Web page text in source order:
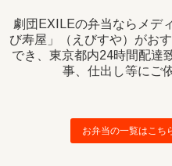
劇団EXILEの弁当ならメデ
び寿屋」（えびすや）がお
でき、東京都内24時間配達
事、仕出し等にご
お弁当の一覧はこち